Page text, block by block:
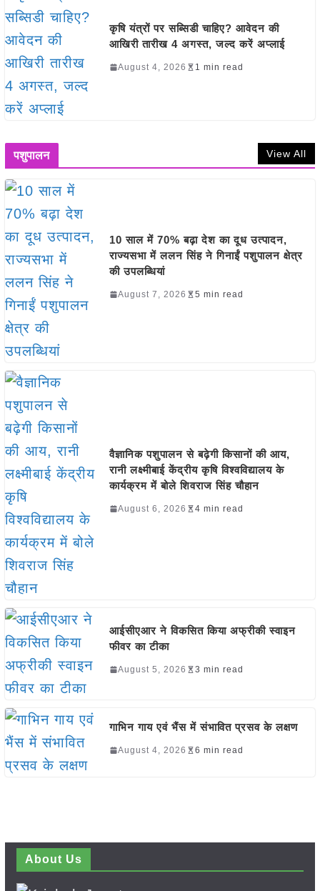
कृषि यंत्रों पर सब्सिडी चाहिए? आवेदन की
आखिरी तारीख 4 अगस्त, जल्द करें अप्लाई
August 4, 2026 1 min read
पशुपालन View All
10 साल में 70% बढ़ा देश का दूध उत्पादन,
राज्यसभा में ललन सिंह ने गिनाईं पशुपालन क्षेत्र
की उपलब्धियां
August 7, 2026 5 min read
वैज्ञानिक पशुपालन से बढ़ेगी किसानों की आय,
रानी लक्ष्मीबाई केंद्रीय कृषि विश्वविद्यालय के
कार्यक्रम में बोले शिवराज सिंह चौहान
August 6, 2026 4 min read
आईसीएआर ने विकसित किया अफ्रीकी स्वाइन
फीवर का टीका
August 5, 2026 3 min read
गाभिन गाय एवं भैंस में संभावित प्रसव के लक्षण
August 4, 2026 6 min read
About Us